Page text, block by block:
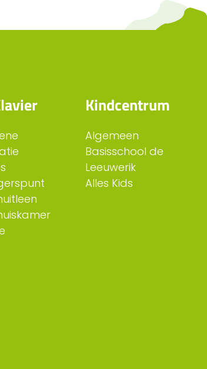
Kindcentrum
Algemeen
Basisschool de
Leeuwerik
Alles Kids